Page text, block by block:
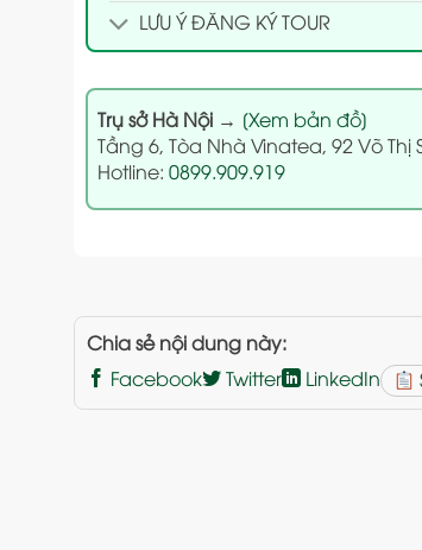
LƯU Ý ĐĂNG KÝ TOUR
Trụ sở Hà Nội→ [Xem bản đồ]
Tầng 6, Tòa Nhà Vinatea, 92 Võ Thị
Hotline: 0899.909.919
Chia sẻ nội dung này:
Facebook
Twitter LinkedIn